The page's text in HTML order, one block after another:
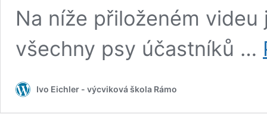
Na níže přiloženém
všechny psy účastníků …
Ivo Eichler - výcviková škola Rámo